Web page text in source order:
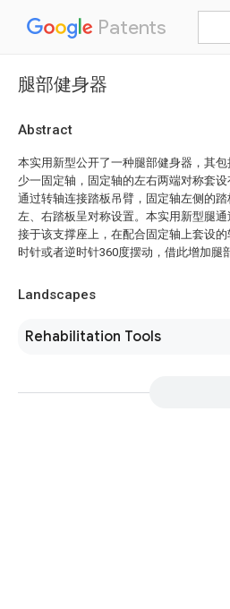
Patents
腿部健身器
Abstract
本实用新型公开了一种腿部健身器，其
少一固定轴，固定轴的左右两端对称套
通过转轴连接踏板吊臂，固定轴左侧的
左、右踏板呈对称设置。本实用新型腿
接于该支撑座上，在配合固定轴上套设
时针或者逆时针360度摆动，借此增加腿
Landscapes
Rehabilitation Tools